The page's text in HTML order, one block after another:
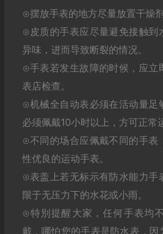
⊙摆放手表的地方尽量放置干燥剂
⊙皮质的手表应尽量避免接触到
异味，进而导致断裂的情况。
⊙手表若发生故障的时候，应立
表店检查。
⊙机械全自动表必须在活动量足
必须佩戴10小时以上，方可正常
⊙不同的场合应佩戴不同的手表
性优良的运动手表。
⊙表盖上若无标示有防水能力手
限于无压力下的水花或小雨。
⊙特別提醒大家，任何手表均
戴，哪怕您的手表是防水表，因